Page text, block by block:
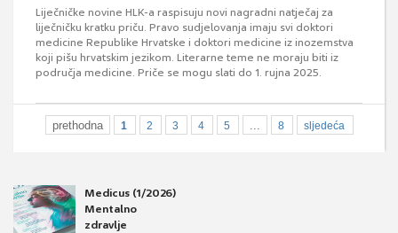
Liječničke novine HLK-a raspisuju novi nagradni natječaj za
liječničku kratku priču. Pravo sudjelovanja imaju svi doktori
medicine Republike Hrvatske i doktori medicine iz inozemstva
koji pišu hrvatskim jezikom. Literarne teme ne moraju biti iz
područja medicine. Priče se mogu slati do 1. rujna 2025.
prethodna 1 2 3 4 5 ... 8 sljedeća
Medicus (1/2026)
Mentalno
zdravlje